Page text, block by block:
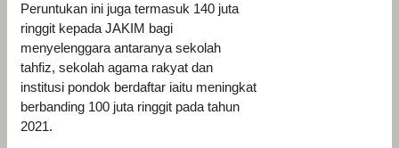
Peruntukan ini juga termasuk 140 juta
ringgit kepada JAKIM bagi
menyelenggara antaranya sekolah
tahfiz, sekolah agama rakyat dan
institusi pondok berdaftar iaitu meningkat
berbanding 100 juta ringgit pada tahun
2021.